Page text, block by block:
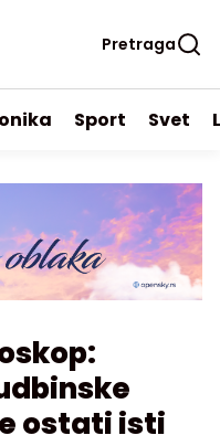
Pretraga
Sport Svet
ostati isti